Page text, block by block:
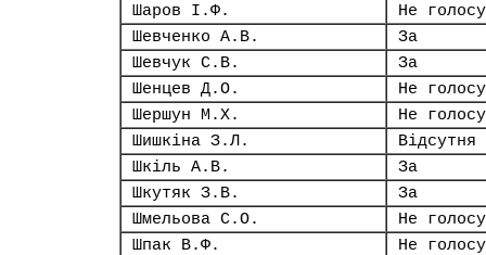
Шаров І.Ф.
Не
Шевченко А.В.
За
Шевчук С.В.
За
Шенцев Д.О.
Не
Шершун М.Х.
Не
Шишкіна З.Л.
Відсутня
Шкіль А.В.
За
Шкутяк З.В.
За
Шмельова С.О.
Не
Шпак В.Ф.
Не